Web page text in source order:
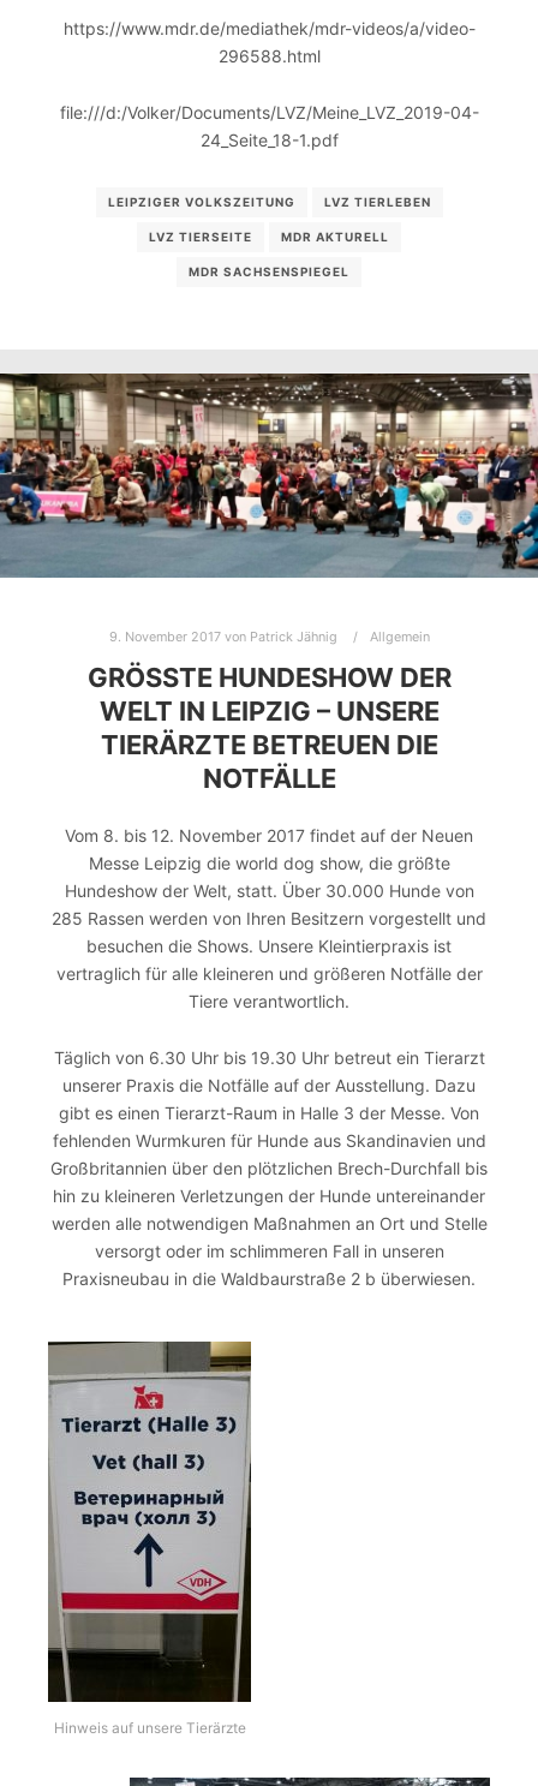
https://www.mdr.de/mediathek/mdr-videos/a/video-
296588.html
file:///d:/Volker/Documents/LVZ/Meine_LVZ_2019-04-
24_Seite_18-1.pdf
LEIPZIGER VOLKSZEITUNG LVZ TIERLEBEN
LVZ TIERSEITE MDR AKTURELL
MDR SACHSENSPIEGEL
9. November 2017von Patrick Jähnig Allgemein
GRÖSSTE HUNDESHOW DER W
ELT IN LEIPZIG – UNSERE T
IERÄRZTE BETREUEN DIE N
OTFÄLLE
Vom 8. bis 12. November 2017 findet auf der Neuen
Messe Leipzig die world dog show, die größte
Hundeshow der Welt, statt. Über 30.000 Hunde von
285 Rassen werden von Ihren Besitzern vorgestellt und
besuchen die Shows. Unsere Kleintierpraxis ist
vertraglich für alle kleineren und größeren Notfälle der
Tiere verantwortlich.
Täglich von 6.30 Uhr bis 19.30 Uhr betreut ein Tierarzt
unserer Praxis die Notfälle auf der Ausstellung. Dazu
gibt es einen Tierarzt-Raum in Halle 3 der Messe. Von
fehlenden Wurmkuren für Hunde aus Skandinavien und
Großbritannien über den plötzlichen Brech-Durchfall bis
hin zu kleineren Verletzungen der Hunde untereinander
werden alle notwendigen Maßnahmen an Ort und Stelle
versorgt oder im schlimmeren Fall in unseren
Praxisneubau in die Waldbaurstraße 2 b überwiesen.
Hinweis auf unsere Tierärzte